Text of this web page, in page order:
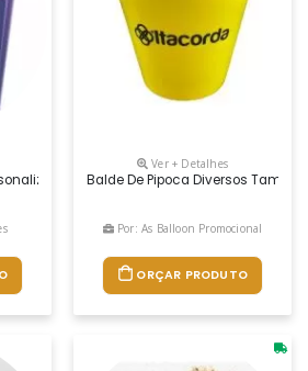
Com Gravação Em Silk.
Ver + Detalhes
Balde De Pipoca Diversos
Por: As Balloon Promocional
ORÇAR PRODUTO